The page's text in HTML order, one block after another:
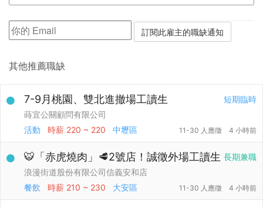
其他推薦職缺
短期臨時
7-9月桃園、雙北進撤場工讀生
蒔宜公關顧問有限公司
活動
時薪 220 ~ 220 中壢區 11-30 人應徵 4 小時前
長期兼職
🐯「赤虎燒肉」🥩2號店！誠徵外場工讀生
浪漫街道股份有限公司信義安和店
餐飲
時薪 210 ~ 230 大安區 11-30 人應徵 4 小時前